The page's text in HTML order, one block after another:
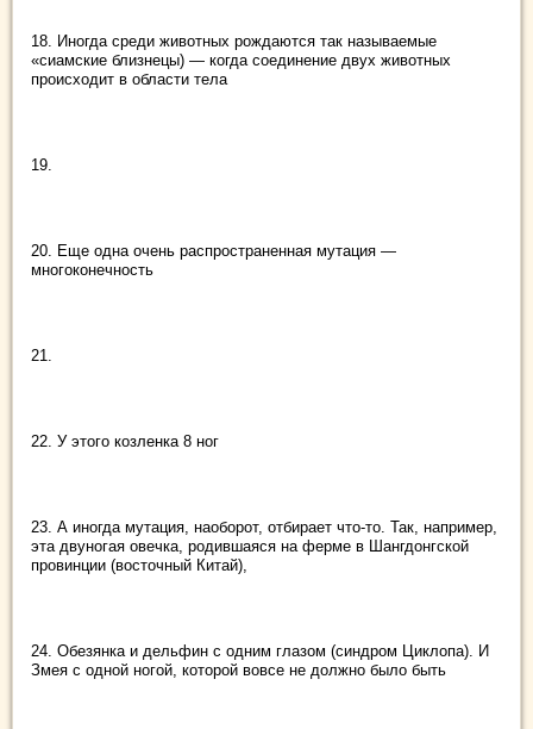
18. Иногда среди животных рождаются так называемые
«сиамские близнецы) — когда соединение двух животных
происходит в области тела
19.
20. Еще одна очень распространенная мутация —
многоконечность
21.
22. У этого козленка 8 ног
23. А иногда мутация, наоборот, отбирает что-то. Так, например,
эта двуногая овечка, родившаяся на ферме в Шангдонгской
провинции (восточный Китай),
24. Обезянка и дельфин с одним глазом (синдром Циклопа). И
Змея с одной ногой, которой вовсе не должно было быть